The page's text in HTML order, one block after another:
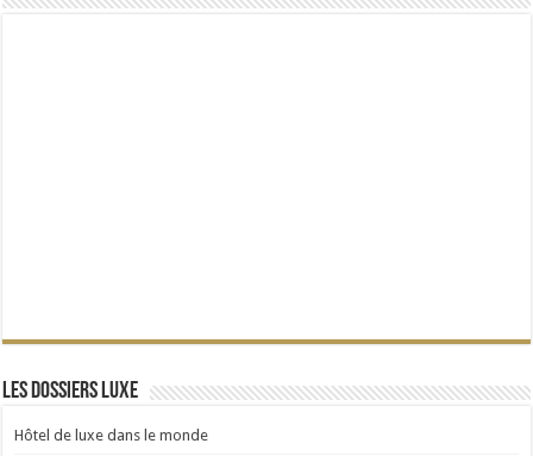
Les dossiers Luxe
Hôtel de luxe dans le monde